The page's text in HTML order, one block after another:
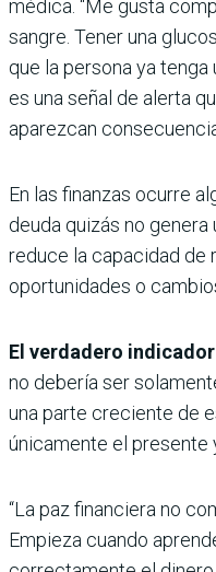
médica. “Me gusta
sangre. Tener una
que la persona ya
es una señal de alerta
aparezcan
En las finanzas ocurre
deuda quizás no
reduce la capacidad de
oportunidades o
El verdadero
no debería ser
una parte creciente de
únicamente el presente
“La paz financiera no
Empieza cuando